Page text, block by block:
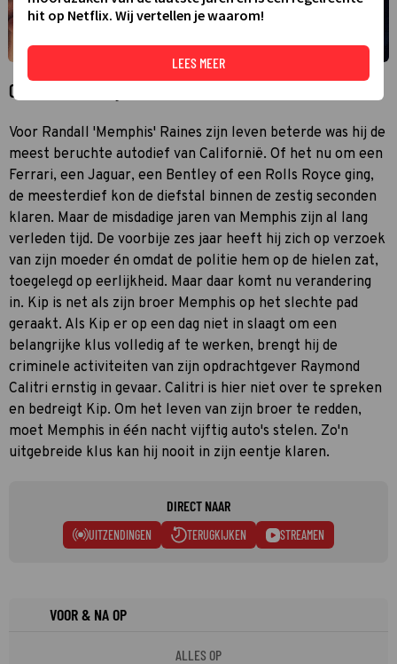
Over Gone in Sixty Seconds
Voor Randall 'Memphis' Raines zijn leven beterde was hij de
meest beruchte autodief van Californië. Of het nu om een
Ferrari, een Jaguar, een Bentley of een Rolls Royce ging,
de meesterdief kon de diefstal binnen de zestig seconden
klaren. Maar de misdadige jaren van Memphis zijn al lang
verleden tijd. De voorbije zes jaar heeft hij zich op verzoek
van zijn moeder én omdat de politie hem op de hielen zat,
toegelegd op eerlijkheid. Maar daar komt nu verandering
in. Kip is net als zijn broer Memphis op het slechte pad
geraakt. Als Kip er op een dag niet in slaagt om een
belangrijke klus volledig af te werken, brengt hij de
criminele activiteiten van zijn opdrachtgever Raymond
Calitri ernstig in gevaar. Calitri is hier niet over te spreken
en bedreigt Kip. Om het leven van zijn broer te redden,
moet Memphis in één nacht vijftig auto's stelen. Zo'n
uitgebreide klus kan hij nooit in zijn eentje klaren.
DIRECT NAAR
UITZENDINGEN TERUGKIJKEN STREAMEN
VOOR & NA OP
ALLES OP
hit op Netflix. Wij vertellen je waarom!
LEES MEER